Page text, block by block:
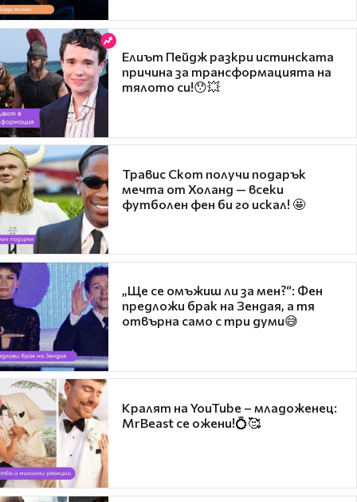
Елиът Пейдж разкри истинската
причина за трансформацията на
тялото си!😯💥
Травис Скот получи подарък
мечта от Холанд — всеки
футболен фен би го искал! 🤩
„Ще се омъжиш ли за мен?“: Фен
предложи брак на Зендая, а тя
отвърна само с три думи😅
Кралят на YouTube – младоженец:
MrBeast се ожени!💍🥰